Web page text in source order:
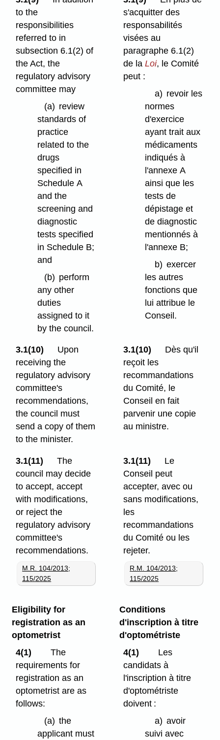
to the
responsibilities
referred to in
subsection 6.1(2) of
the Act, the
regulatory advisory
committee may
(a) review
standards of
practice
related to the
drugs
specified in
Schedule A
and the
screening and
diagnostic
tests specified
in Schedule B;
and
(b) perform
any other
duties
assigned to it
by the council.
s'acquitter des
responsabilités
visées au
paragraphe 6.1(2)
de laLoi, le Comité
peut :
a) revoir les
normes
d'exercice
ayant trait aux
médicaments
indiqués à
l'annexe A
ainsi que les
tests de
dépistage et
de diagnostic
mentionnés à
l'annexe B;
b) exercer
les autres
fonctions que
lui attribue le
Conseil.
3.1(10)
Upon
receiving the
regulatory advisory
committee's
recommendations,
the council must
send a copy of them
to the minister.
3.1(10)
Dès qu'il
reçoit les
recommandations
du Comité, le
Conseil en fait
parvenir une copie
au ministre.
3.1(11)
The
council may decide
to accept, accept
with modifications,
or reject the
regulatory advisory
committee's
recommendations.
M.R. 104/2013;
115/2025
3.1(11)
Le
Conseil peut
accepter, avec ou
sans modifications,
les
recommandations
du Comité ou les
rejeter.
R.M. 104/2013;
115/2025
Eligibility for
registration as an
optometrist
4(1)
The
requirements for
registration as an
optometrist are as
follows:
(a) the
applicant must
Conditions
d'inscription à titre
d'optométriste
4(1)
Les
candidats à
l'inscription à titre
d'optométriste
doivent :
a) avoir
suivi avec